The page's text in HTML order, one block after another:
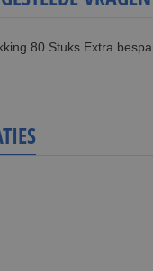
80 Stuks Extra